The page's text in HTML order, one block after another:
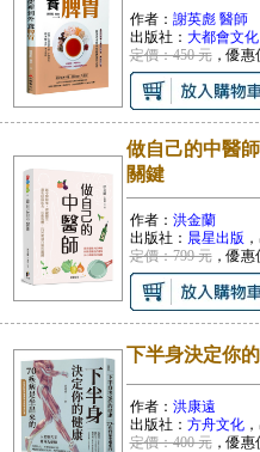
作者： 謝英彪 醫師
出版社： 大都會文化
定價：450 元，優惠
做自己的中醫
關鍵
作者： 洪金蘭
出版社： 晨星出版
定價：799 元，優惠
下半身決定你
作者： 洪康遠
出版社： 方舟文化
定價：400 元，優惠